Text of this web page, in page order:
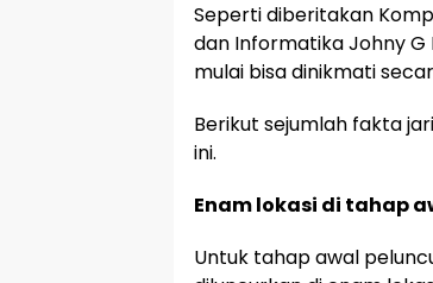
Seperti diberitakan
dan Informatika Johny
mulai bisa dinikmati
Berikut sejumlah fakta
ini.
Enam lokasi di tahap
Untuk tahap awal